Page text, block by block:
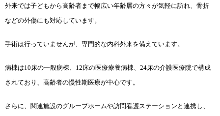
外来では子どもから高齢者まで幅広い年齢層の方々が気軽に訪れ、骨折
などの外傷にも対応しています。
手術は行っていませんが、専門的な内科外来を備えています。
病棟は10床の一般病棟、12床の医療療養病棟、24床の介護医療院で構成
されており、高齢者の慢性期医療が中心です。
さらに、関連施設のグループホームや訪問看護ステーションと連携し、